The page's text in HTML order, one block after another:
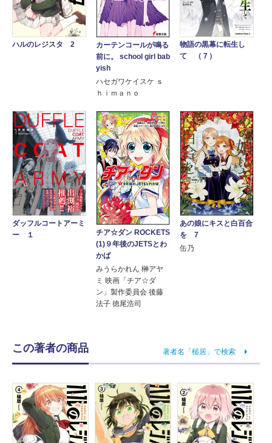
ハルのレジスタ 2
カーテンコールが鳴る
前に。 school girl bab
yish
ハセガワケイスケ ｓ
ｈｉｍａｎｏ
物語の黒幕に転生し
て （７）
ダッフルコートアーミ
ー １
チア☆ダン ROCKETS
(1)９年後のJETSとわ
かば
みうらかれん 榊アヤ
ミ 映画「チア☆ダ
ン」製作委員会 後藤
法子 徳尾浩司
あの娘にキスと白百合
を 7
缶乃
この著者の商品 著者名「槌居」で検索